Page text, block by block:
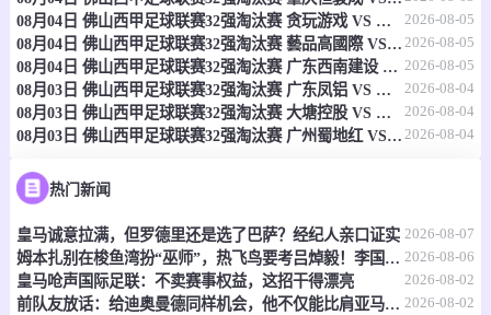
路斯天使 0 - 0 利梅诺
情报
墨西女超 08-09 09:05 直播中
尼卡沙女足
情报
洪都甲 08-09 09:30 即将开始
08月04日 佛山西甲足球联赛32强淘汰赛 贪玩游戏 VS 美的薪火 全场录像 2026-08-05
08月04日 佛山西甲足球联赛32强淘汰赛 藝品高國際 VS 湛江狂狼·粵辉能源 全场录像 2026-08-05
08月04日 佛山西甲足球联赛32强淘汰赛 广东西南建设 VS 香港圣徒 全场录像 2026-08-05
08月03日 佛山西甲足球联赛32强淘汰赛 广东凤铝 VS 湛江八部科技 全场录像 2026-08-04
08月03日 佛山西甲足球联赛32强淘汰赛 大塘控股 VS 茂名市点都得 全场录像 2026-08-04
08月03日 佛山西甲足球联赛32强淘汰赛 广州蜀地红 VS 广州戴拿模 全场录像 2026-08-04
热门新闻
皇马诚意拉满，但罗德里还是选了巴萨？经纪人亲口证实 2026-08-07
姆本扎别在梭鱼湾扮“巫师”，热飞鸟要考吕焯毅！李国旭想双杀，全场再唱莎啦啦 2026-08-06
皇马呛声国际足联：不卖赛事权益，这招干得漂亮 2026-08-02
前队友放话：给迪奥曼德同样机会，他不仅能比肩亚马尔，还能超越他？ 2026-08-02